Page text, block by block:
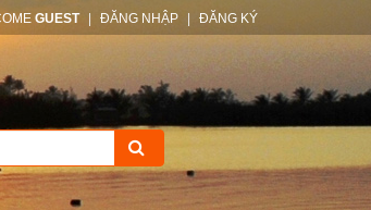
GUEST ĐĂNG NHẬP ĐĂNG KÝ